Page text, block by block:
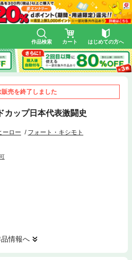
作品検索 カート はじめての方へ
販売を終了しました
ップ日本代表激闘史
ーロー フォート・キシモト
情報へ